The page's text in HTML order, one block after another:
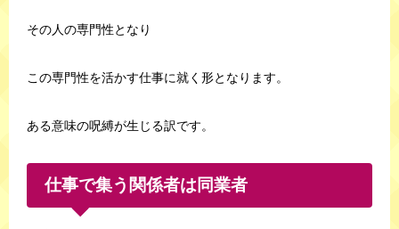
その人の専門性となり
この専門性を活かす仕事に就く形となります。
ある意味の呪縛が生じる訳です。
仕事で集う関係者は同業者